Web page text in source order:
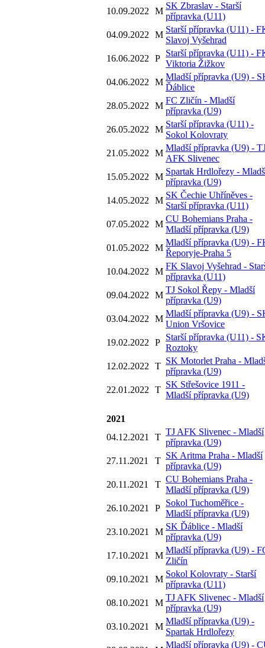
10.09.2022
M
SK Zbraslav - Starší
přípravka (U11)
04.09.2022
M
Starší přípravka (U11) -
Slavoj Vyšehrad
16.06.2022
P
Starší přípravka (U11) -
Viktoria Žižkov
04.06.2022
M
Mladší přípravka (U9) -
Ďáblice
28.05.2022
M
FC Zličín - Mladší
přípravka (U9)
26.05.2022
M
Starší přípravka (U11) -
Sokol Kolovraty
21.05.2022
M
Mladší přípravka (U9) -
AFK Slivenec
15.05.2022
M
Spartak Hrdlořezy -
přípravka (U9)
14.05.2022
M
SK Čechie Uhříněves -
Starší přípravka (U11)
07.05.2022
M
CU Bohemians Praha -
Mladší přípravka (U9)
01.05.2022
M
Mladší přípravka (U9) -
Řeporyje-Praha 5
10.04.2022
M
FK Slavoj Vyšehrad -
přípravka (U11)
09.04.2022
M
TJ Sokol Řepy - Mladší
přípravka (U9)
03.04.2022
M
Mladší přípravka (U9) -
Union Vršovice
19.02.2022
P
Starší přípravka (U11) -
Roztoky
12.02.2022
T
SK Motorlet Praha -
přípravka (U9)
22.01.2022
T
SK Střešovice 1911 -
Mladší přípravka (U9)
2021
04.12.2021
T
TJ AFK Slivenec - Mladší
přípravka (U9)
27.11.2021
T
SK Aritma Praha - Mladší
přípravka (U9)
20.11.2021
T
CU Bohemians Praha -
Mladší přípravka (U9)
26.10.2021
P
Sokol Tuchoměřice -
Mladší přípravka (U9)
23.10.2021
M
SK Ďáblice - Mladší
přípravka (U9)
17.10.2021
M
Mladší přípravka (U9) -
Zličín
09.10.2021
M
Sokol Kolovraty - Starší
přípravka (U11)
08.10.2021
M
TJ AFK Slivenec - Mladší
přípravka (U9)
03.10.2021
M
Mladší přípravka (U9) -
Spartak Hrdlořezy
Mladší přípravka (U9) -